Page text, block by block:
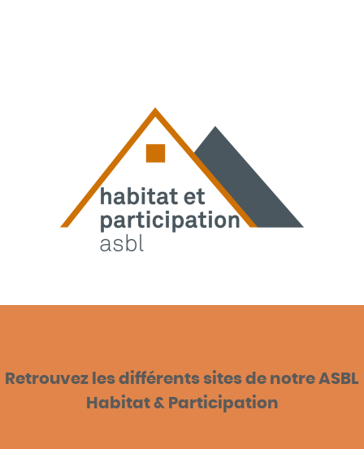
Retrouvez les différents sites de notre ASBL
Habitat & Participation